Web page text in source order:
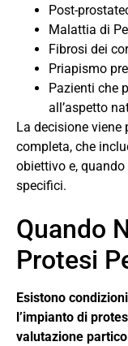
Post-
Malattia di
Fibrosi dei
Priapismo
Pazienti che
all’aspetto
La decisione viene
completa, che
obiettivo e,
specifici.
Quando
Protesi
Esistono
l’impianto di
valutazione